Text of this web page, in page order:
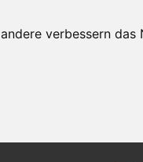
verbessern das